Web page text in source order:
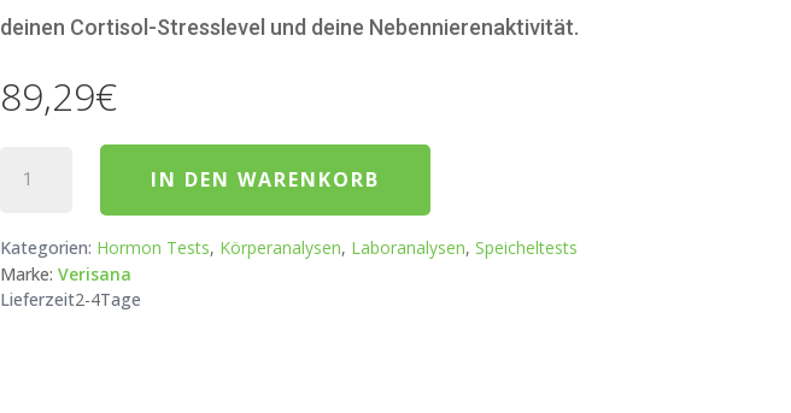
deinen Cortisol-Stresslevel und deine Nebennierenaktivität.
89,29€
IN DEN WARENKORB
Kategorien: Hormon Tests, Körperanalysen, Laboranalysen,Speicheltests
Marke: Verisana
Lieferzeit2-4Tage